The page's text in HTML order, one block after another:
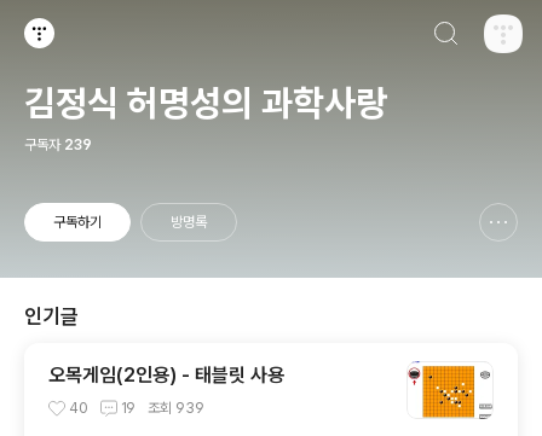
김정식 허명성의 과학사랑
구독자 239
구독하기 방명록
인기글
오목게임(2인용) - 태블릿 사용
40 19 조회 939